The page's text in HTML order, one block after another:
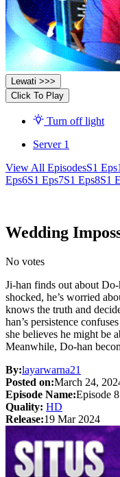
Lewati >>>
Click To Play
Turn off light
Server 1
View All EpisodesS1 Eps1
Eps6S1 Eps7S1 Eps8S1
Wedding
No votes
Ji-han finds out about Do-
shocked, he’s worried
knows the truth and
han’s persistence
she believes he might be
Meanwhile, Do-han
By:layarwarna21
Posted on:March 24,
Episode Name:Episode 8
Quality: HD
Release:19 Mar 2024